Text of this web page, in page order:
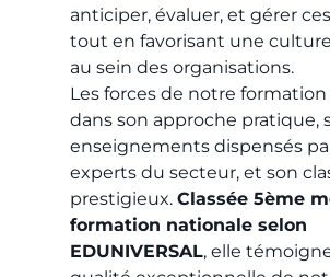
anticiper, évaluer, et gérer
tout en favorisant une
au sein des organisations.
Les forces de notre
dans son approche pratique,
enseignements dispensés
experts du secteur, et son
prestigieux. Classée 5ème
formation nationale selon
EDUNIVERSAL, elle